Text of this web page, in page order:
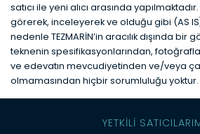
satıcı ile yeni alıcı arasında
görerek, inceleyerek ve olduğu gibi (AS
nedenle TEZMARİN’in aracılık dışında bir
teknenin spesifikasyonlarından,
ve edevatın mevcudiyetinden ve/veya
olmamasından hiçbir sorumluluğu yoktur.
YETKİLİ